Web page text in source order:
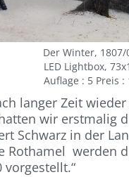
Der Winter, 1807/
LED Lightbox,
Auflage : 5 Preis :
langer Zeit
wir erstmalig
Schwarz in der
Rothamel werden